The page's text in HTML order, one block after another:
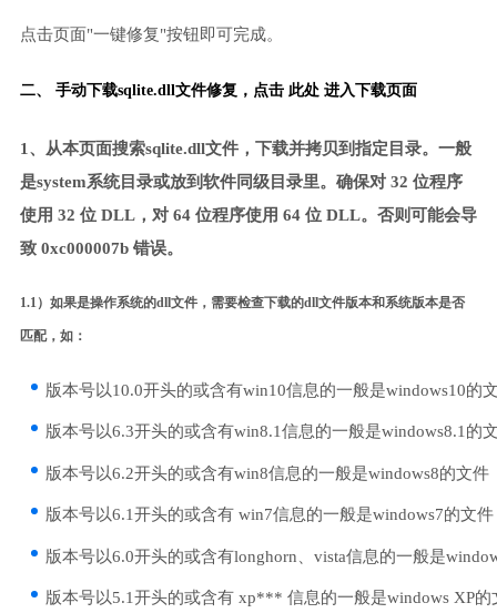
点击页面"一键修复"按钮即可完成。
二、 手动下载sqlite.dll文件修复， 点击 此处 进入下载页面
1、从本页面搜索sqlite.dll文件，下载并拷贝到指定目录。一般
是system系统目录或放到软件同级目录里。确保对 32 位程序
使用 32 位 DLL，对 64 位程序使用 64 位 DLL。否则可能会导
致 0xc000007b 错误。
1.1）如果是操作系统的dll文件，需要检查下载的dll文件版本和系统版本是否
匹配，如：
版本号以10.0开头的或含有win10信息的一般是windows10的
版本号以6.3开头的或含有win8.1信息的一般是windows8.1的
版本号以6.2开头的或含有win8信息的一般是windows8的文件
版本号以6.1开头的或含有 win7信息的一般是windows7的文件
版本号以6.0开头的或含有longhorn、vista信息的一般是
版本号以5.1开头的或含有 xp*** 信息的一般是windows XP的